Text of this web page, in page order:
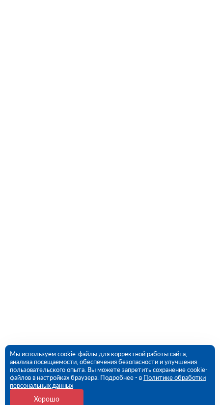
Мы используем cookie-файлы для корректной работы сайта,
анализа посещаемости, обеспечения безопасности и улучшения
пользовательского опыта. Вы можете запретить сохранение cookie-
файлов в настройках браузера. Подробнее - в Политике обработки
персональных данных
Хорошо